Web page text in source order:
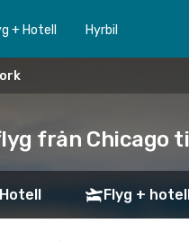
+ Hotell Hyrbil
från Chicago
Hotell Flyg +